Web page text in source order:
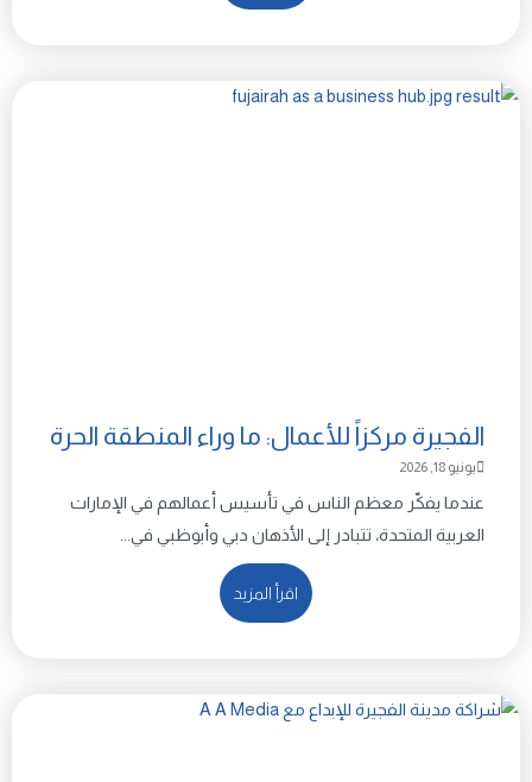
الفجيرة مركزاً للأعمال: ما وراء المنطقة الحرة
يونيو 18, 2026
عندما يفكّر معظم الناس في تأسيس أعمالهم في الإمارات
العربية المتحدة، تتبادر إلى الأذهان دبي وأبوظبي في...
اقرأ المزيد